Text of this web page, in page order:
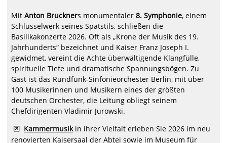
Mit Anton Bruckners monumentaler 8. Symphonie, einem
Schlüsselwerk seines Spätstils, schließen die
Basilikakonzerte 2026. Oft als „Krone der Musik des 19.
Jahrhunderts“ bezeichnet und Kaiser Franz Joseph I.
gewidmet, vereint die Achte überwältigende Klangfülle,
spirituelle Tiefe und dramatische Spannungsbögen. Zu
Gast ist das Rundfunk-Sinfonieorchester Berlin, mit über
100 Musikerinnen und Musikern eines der größten
deutschen Orchester, die Leitung obliegt seinem
Chefdirigenten Vladimir Jurowski.
Kammermusikin ihrer Vielfalt erleben Sie 2026 im neu
renovierten Kaisersaal der Abtei sowie im Museum für